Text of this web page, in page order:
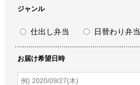
ジャンル
仕出し弁当 日替わり弁当
お届け希望日時